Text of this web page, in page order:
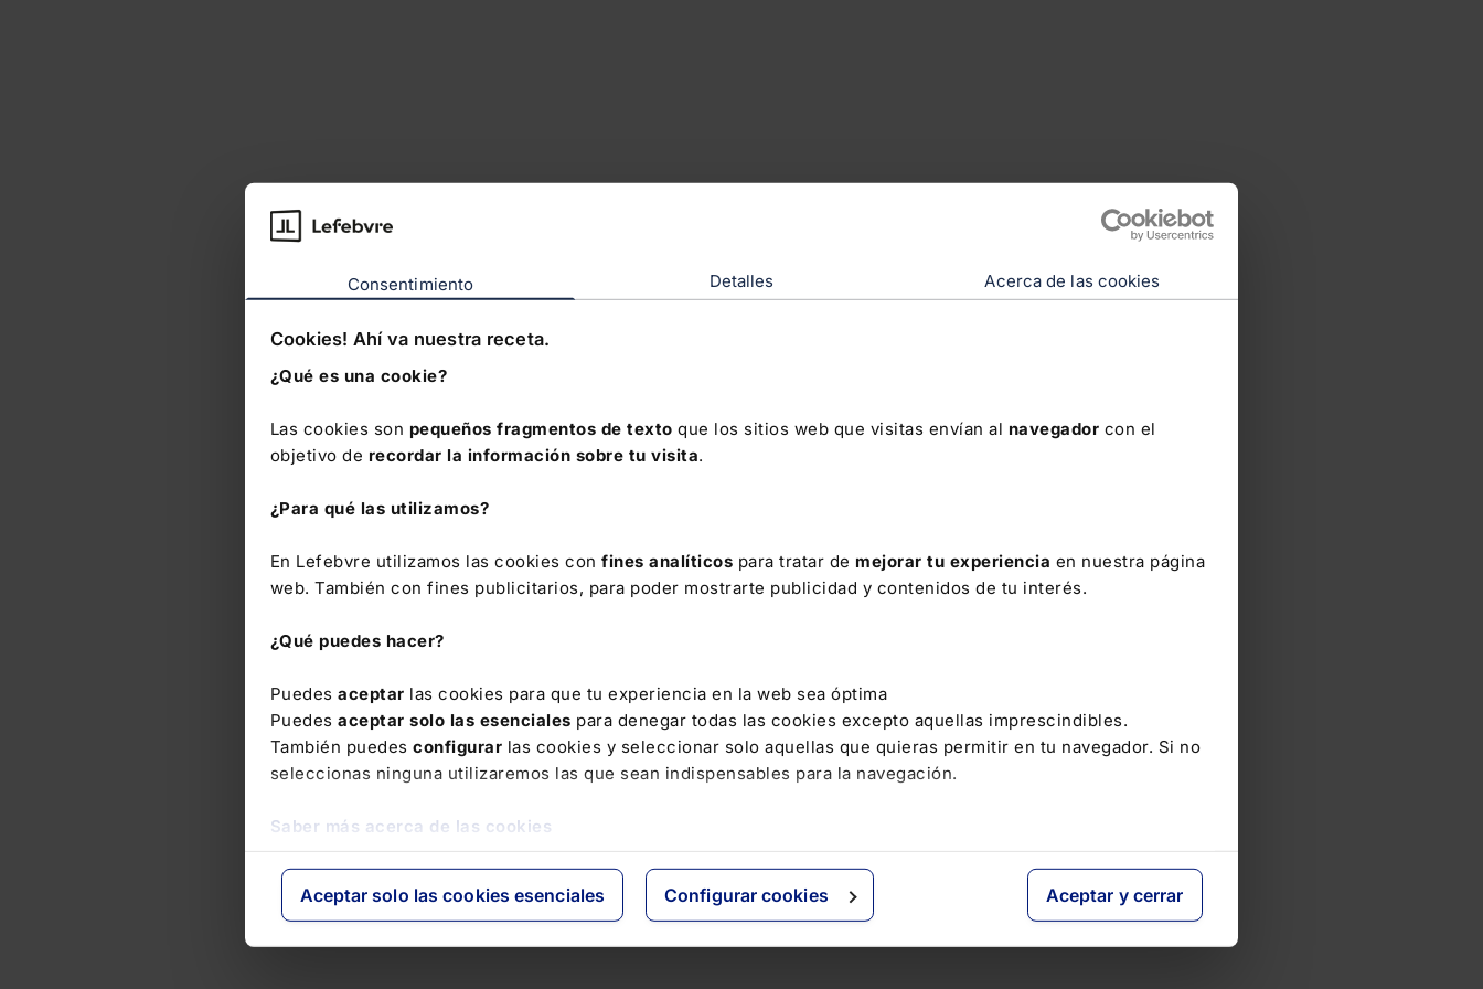
Consentimiento Detalles Acerca de las cookies
Cookies! Ahí va nuestra receta.
¿Qué es una cookie?
Las cookies son pequeños fragmentos de texto que los sitios web que visitas envían al navegador con el
objetivo de recordar la información sobre tu visita.
¿Para qué las utilizamos?
En Lefebvre utilizamos las cookies con fines analíticos para tratar de mejorar tu experiencia en nuestra página
web. También con fines publicitarios, para poder mostrarte publicidad y contenidos de tu interés.
¿Qué puedes hacer?
Puedes aceptar las cookies para que tu experiencia en la web sea óptima
Puedes aceptar solo las esenciales para denegar todas las cookies excepto aquellas imprescindibles.
También puedes configurar las cookies y seleccionar solo aquellas que quieras permitir en tu navegador. Si no
seleccionas ninguna utilizaremos las que sean indispensables para la navegación.
Saber más acerca de las cookies
Aceptar solo las cookies esenciales Configurar cookies Aceptar y cerrar